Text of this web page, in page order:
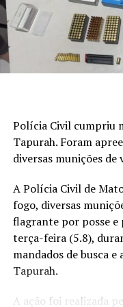
informações, Ademir
foi executado.
A motivação do
momento, ninguém
Polícia Civil cumpriu
Tapurah. Foram
diversas munições de
A Polícia Civil de
fogo, diversas
flagrante por posse e
terça-feira (5.8),
mandados de busca e
Tapurah.
A ação foi realizada